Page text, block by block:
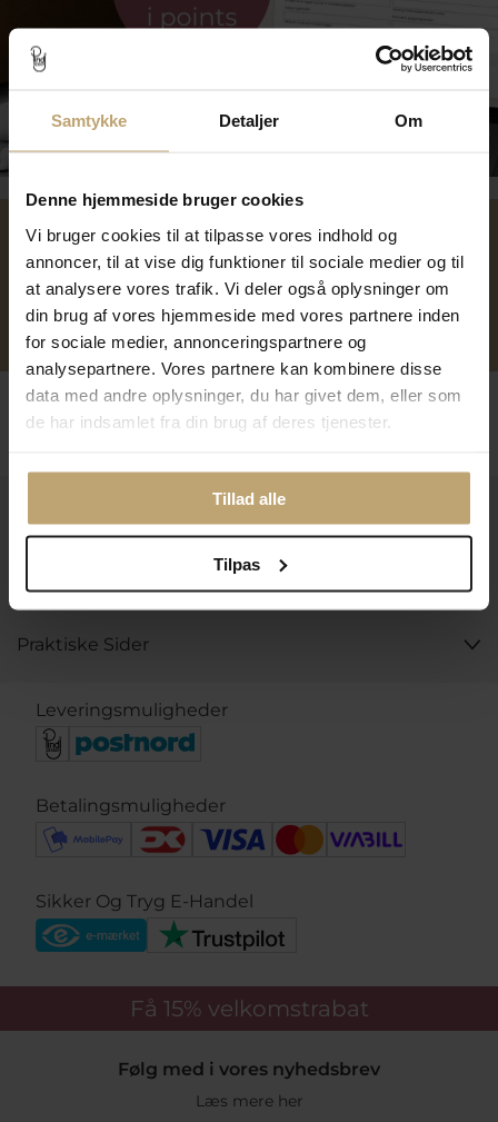
Samtykke Detaljer Om
Denne hjemmeside bruger cookies
Vi bruger cookies til at tilpasse vores indhold og
annoncer, til at vise dig funktioner til sociale medier og til
at analysere vores trafik. Vi deler også oplysninger om
din brug af vores hjemmeside med vores partnere inden
for sociale medier, annonceringspartnere og
analysepartnere. Vores partnere kan kombinere disse
data med andre oplysninger, du har givet dem, eller som
de har indsamlet fra din brug af deres tjenester.
Tillad alle
Tilpas
Tilmeld dig kundeklubben
Over 40 års erfaring Mulighed for gravering
Personlig kundeservice
Reparation af smykker og
ure
Følg os
Åbningstider I Butikken
Praktiske Sider
Leveringsmuligheder
Betalingsmuligheder
Sikker Og Tryg E-Handel
Få 15% velkomstrabat
Følg med i vores nyhedsbrev
Læs mere her